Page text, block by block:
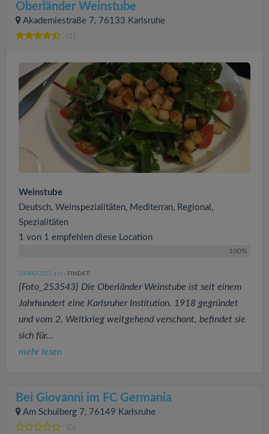
Oberländer Weinstube
Akademiestraße 7, 76133 Karlsruhe
(1)
Weinstube
Deutsch, Weinspezialitäten, Mediterran, Regional,
Spezialitäten
1 von 1 empfehlen diese Location
100%
OPARAZZO (125 ) FINDET:
{Foto_253543} Die Oberländer Weinstube ist seit einem
Jahrhundert eine Karlsruher Institution. 1918 gegründet
und vom 2. Weltkrieg weitgehend verschont, befindet sie
sich für...
mehr lesen
Bei Giovanni im FC Germania
Am Schulberg 7, 76149 Karlsruhe
(0)